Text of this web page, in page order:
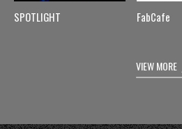
SPOTLIGHT FabCafe
VIEW MORE